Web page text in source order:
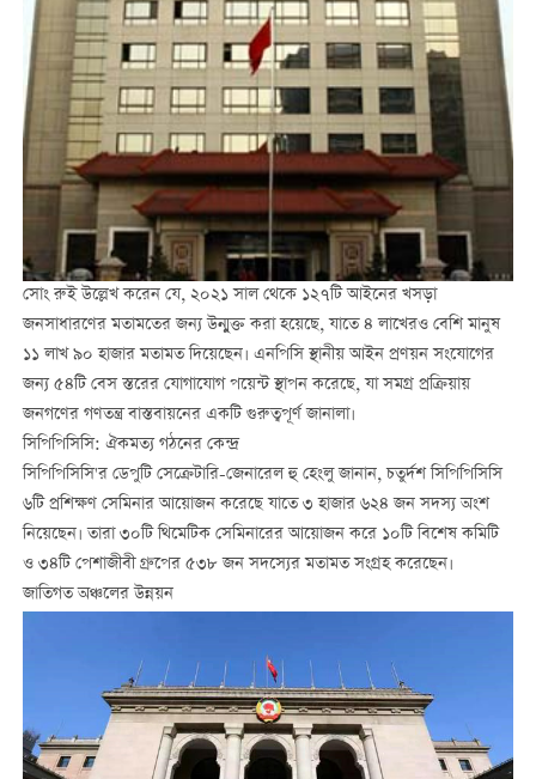
সোং রুই উল্লেখ করেন যে, ২০২১ সাল থেকে ১২৭টি আইনের খসড়া
জনসাধারণের মতামতের জন্য উন্মুক্ত করা হয়েছে, যাতে ৪ লাখেরও বেশি মানুষ
১১ লাখ ৯০ হাজার মতামত দিয়েছেন। এনপিসি স্থানীয় আইন প্রণয়ন সংযোগের
জন্য ৫৪টি বেস স্তরের যোগাযোগ পয়েন্ট স্থাপন করেছে, যা সমগ্র প্রক্রিয়ায়
জনগণের গণতন্ত্র বাস্তবায়নের একটি গুরুত্বপূর্ণ জানালা।
সিপিপিসিসি: ঐকমত্য গঠনের কেন্দ্র
সিপিপিসিসি'র ডেপুটি সেক্রেটারি-জেনারেল হু হেংলু জানান, চতুর্দশ সিপিপিসিসি
৬টি প্রশিক্ষণ সেমিনার আয়োজন করেছে যাতে ৩ হাজার ৬২৪ জন সদস্য অংশ
নিয়েছেন। তারা ৩০টি থিমেটিক সেমিনারের আয়োজন করে ১০টি বিশেষ কমিটি
ও ৩৪টি পেশাজীবী গ্রুপের ৫৩৮ জন সদস্যের মতামত সংগ্রহ করেছেন।
জাতিগত অঞ্চলের উন্নয়ন